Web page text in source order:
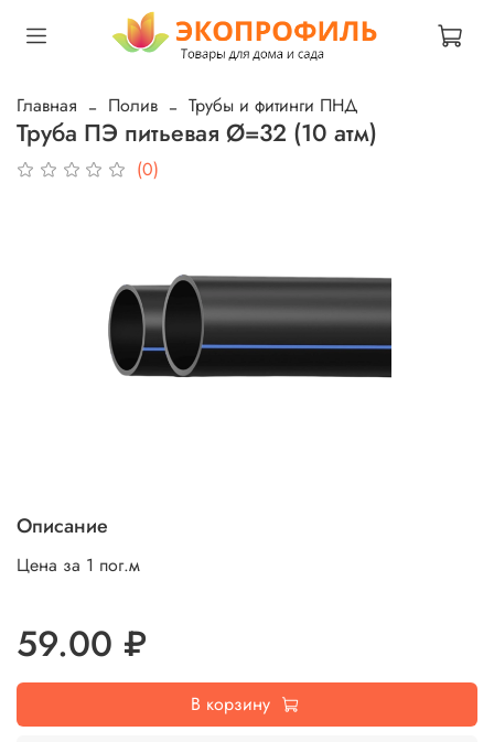
Главная Полив Трубы и фитинги ПНД
Труба ПЭ питьевая Ø=32 (10 атм)
(0)
Описание
Цена за 1 пог.м
59.00 ₽
В корзину